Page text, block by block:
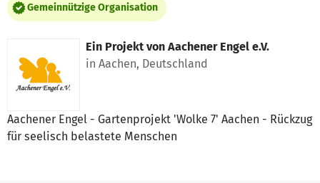
Gemeinnützige Organisation
Ein Projekt von Aachener Engel e.V.
in Aachen, Deutschland
Aachener Engel - Gartenprojekt 'Wolke 7' Aachen - Rückzug
für seelisch belastete Menschen